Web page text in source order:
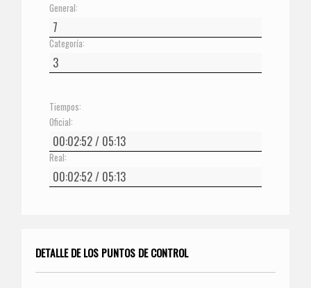
General:
Categoría:
Tiempos:
Oficial:
Real:
DETALLE DE LOS PUNTOS DE CONTROL